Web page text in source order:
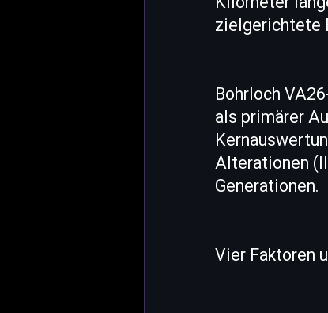
zielgerichtete
Bohrloch
als primärer
Alterationen
Generationen.
Vier Faktoren